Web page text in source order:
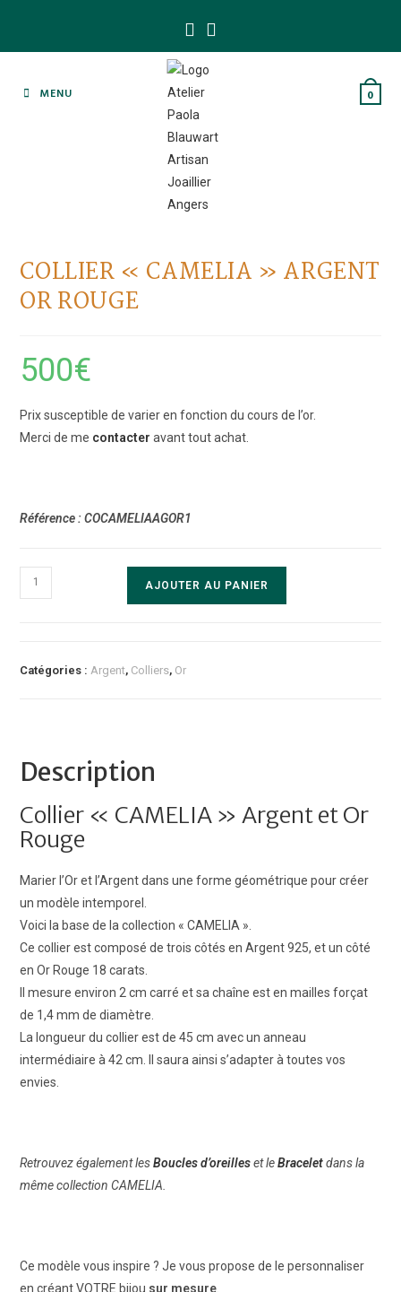
content
MENU 0
COLLIER « CAMELIA » ARGENT
OR ROUGE
500€
Prix susceptible de varier en fonction du cours de l’or.
Merci de me contacter avant tout achat.
Référence : COCAMELIAAGOR1
quantité
de
Argent
AJOUTER AU PANIER
Catégories : Argent, Colliers, Or
Description
Collier « CAMELIA » Argent et Or
Rouge
Marier l’Or et l’Argent dans une forme géométrique pour créer
un modèle intemporel.
Voici la base de la collection « CAMELIA ».
Ce collier est composé de trois côtés en Argent 925, et un côté
en Or Rouge 18 carats.
Il mesure environ 2 cm carré et sa chaîne est en mailles forçat
de 1,4 mm de diamètre.
La longueur du collier est de 45 cm avec un anneau
intermédiaire à 42 cm. Il saura ainsi s’adapter à toutes vos
envies.
Retrouvez également lesBoucles d’oreilleset leBraceletdans la
même collection CAMELIA.
Ce modèle vous inspire ? Je vous propose de le personnaliser
en créant VOTRE bijou sur mesure